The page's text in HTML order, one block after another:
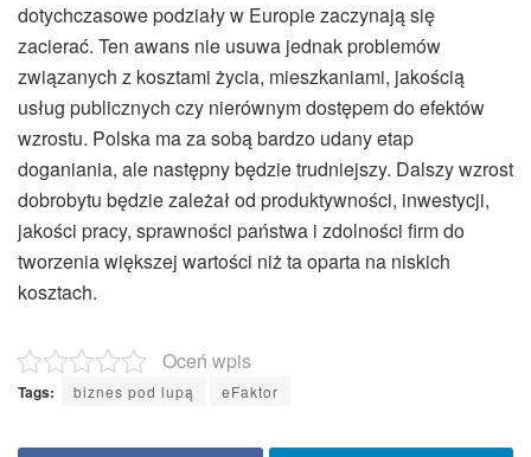
dotychczasowe podziały w Europie zaczynają się
zacierać. Ten awans nie usuwa jednak problemów
związanych z kosztami życia, mieszkaniami, jakością
usług publicznych czy nierównym dostępem do efektów
wzrostu. Polska ma za sobą bardzo udany etap
doganiania, ale następny będzie trudniejszy. Dalszy wzrost
dobrobytu będzie zależał od produktywności, inwestycji,
jakości pracy, sprawności państwa i zdolności firm do
tworzenia większej wartości niż ta oparta na niskich
kosztach.
Oceń wpis
Tags: biznes pod lupą eFaktor